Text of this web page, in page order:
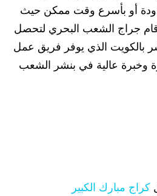
أو بأسرع وقت ممكن حيث
جراج الشعب البحري لتحصل
بالكويت الذي يوفر فريق عمل
وخبرة عالية في بنشر الشعب
كراج مبارك الكبير